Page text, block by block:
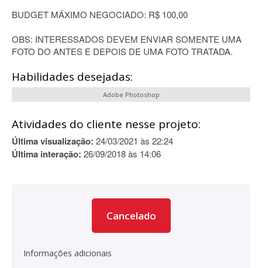
BUDGET MÁXIMO NEGOCIADO: R$ 100,00
OBS: INTERESSADOS DEVEM ENVIAR SOMENTE UMA
FOTO DO ANTES E DEPOIS DE UMA FOTO TRATADA.
Habilidades desejadas:
Adobe Photoshop
Atividades do cliente nesse projeto:
Última visualização: 24/03/2021 às 22:24
Última interação: 26/09/2018 às 14:06
Cancelado
Informações adicionais